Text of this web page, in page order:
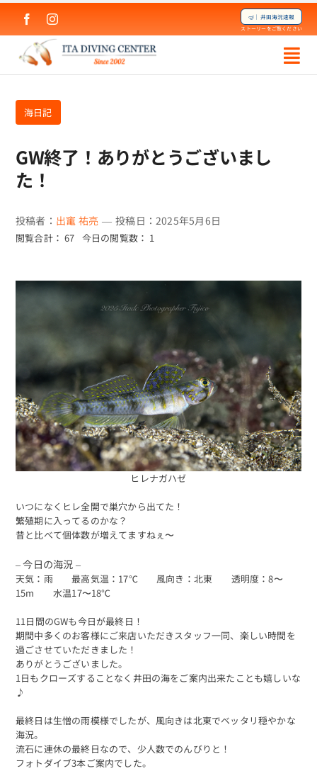
content
🤿｜井田海況速報
ストーリーをご覧ください
海日記
GW終了！ありがとうございまし
た！
投稿者： 出竃 祐亮 — 投稿日：2025年5月6日
閲覧合計： 67 今日の閲覧数： 1
ヒレナガハゼ
いつになくヒレ全開で巣穴から出てた！
繁殖期に入ってるのかな？
昔と比べて個体数が増えてますねぇ〜
– 今日の海況 –
天気：雨 最高気温：17℃ 風向き：北東 透明度：8〜
15m 水温17〜18℃
11日間のGWも今日が最終日！
期間中多くのお客様にご来店いただきスタッフ一同、楽しい時間を
過ごさせていただきました！
ありがとうございました。
1日もクローズすることなく井田の海をご案内出来たことも嬉しいな
♪
最終日は生憎の雨模様でしたが、風向きは北東でベッタリ穏やかな
海況。
流石に連休の最終日なので、少人数でのんびりと！
フォトダイブ3本ご案内でした。